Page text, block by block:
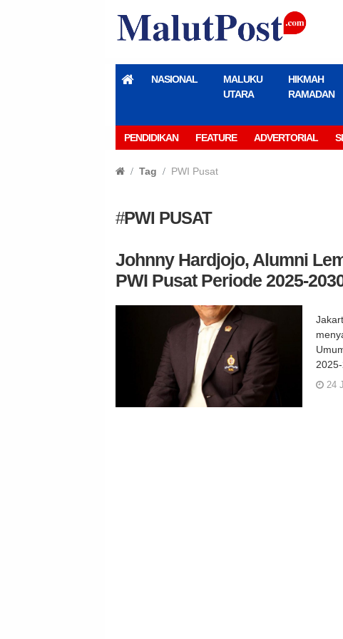
NASIONAL
MALUKU
UTARA
HIKMAH
RAMADAN
PENDIDIKAN FEATURE ADVERTORIAL
Tag PWI Pusat
#PWI PUSAT
Johnny Hardjojo, Alumni
PWI Pusat Periode 2025-
24